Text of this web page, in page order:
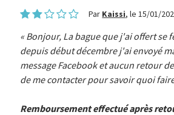
Par Kaissi, le 15/01/
Bonjour, La bague que j'ai offert se
depuis début décembre j'ai envoyé
message Facebook et aucun retour
de me contacter pour savoir quoi
Remboursement effectué après